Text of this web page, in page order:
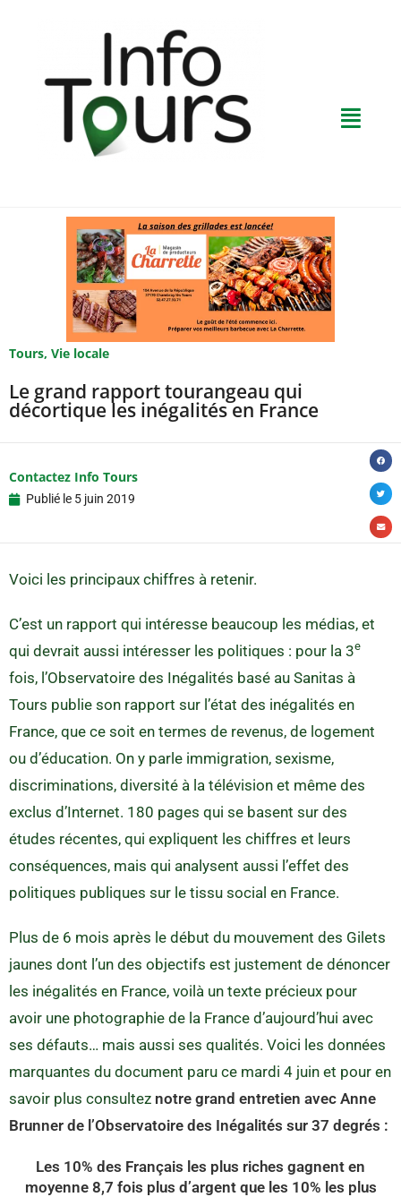
Tours, Vie locale
Le grand rapport tourangeau qui
décortique les inégalités en France
Contactez Info Tours
Publié le 5 juin 2019
Voici les principaux chiffres à retenir.
C’est un rapport qui intéresse beaucoup les médias, et
qui devrait aussi intéresser les politiques : pour la 3e
fois, l’Observatoire des Inégalités basé au Sanitas à
Tours publie son rapport sur l’état des inégalités en
France, que ce soit en termes de revenus, de logement
ou d’éducation. On y parle immigration, sexisme,
discriminations, diversité à la télévision et même des
exclus d’Internet. 180 pages qui se basent sur des
études récentes, qui expliquent les chiffres et leurs
conséquences, mais qui analysent aussi l’effet des
politiques publiques sur le tissu social en France.
Plus de 6 mois après le début du mouvement des Gilets
jaunes dont l’un des objectifs est justement de dénoncer
les inégalités en France, voilà un texte précieux pour
avoir une photographie de la France d’aujourd’hui avec
ses défauts… mais aussi ses qualités. Voici les données
marquantes du document paru ce mardi 4 juin et pour en
savoir plus consultez notre grand entretien avec Anne
Brunner de l’Observatoire des Inégalités sur 37 degrés :
Les 10% des Français les plus riches gagnent en
moyenne 8,7 fois plus d’argent que les 10% les plus